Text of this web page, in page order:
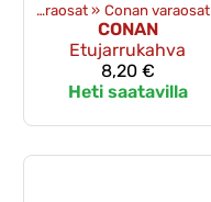
Alkuperäiset varaosat ‪» Conan varaosat
CONAN
Etujarrukahva
8,20 €
Heti saatavilla
Tuotteet ‪» Varaosat ‪»